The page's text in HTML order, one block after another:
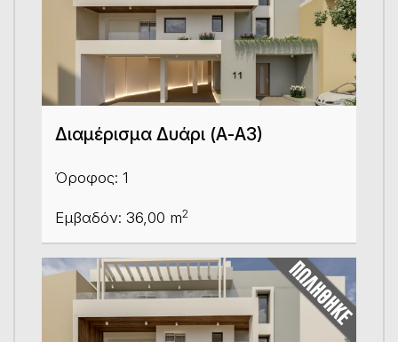
Διαμέρισμα Δυάρι (Α-Α3)
Όροφος: 1
Εμβαδόν: 36,00 m2